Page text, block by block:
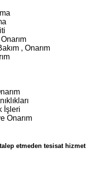
, Onarım
İşleri
Onarım
etmeden tesisat hizmet